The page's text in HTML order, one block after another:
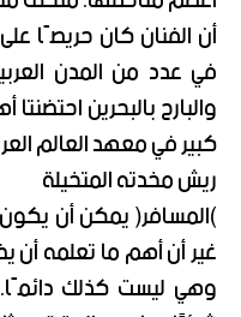
أن الفنان كان حريصًا
والبارح بالبحرين
كبير في معهد العالم
ريش مخدته المتخيلة
)المسافر( يمكن أن
غير أن أهم ما تعلمه أن
وهي ليست كذلك